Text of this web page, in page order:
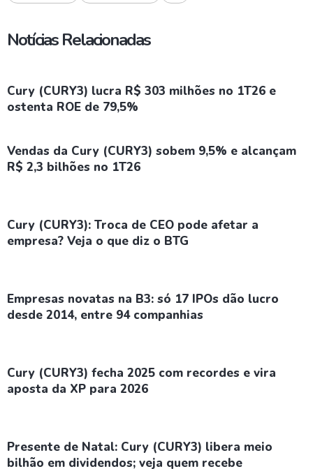
Notícias Relacionadas
Cury (CURY3) lucra R$ 303 milhões no 1T26 e
ostenta ROE de 79,5%
Vendas da Cury (CURY3) sobem 9,5% e alcançam
R$ 2,3 bilhões no 1T26
Cury (CURY3): Troca de CEO pode afetar a
empresa? Veja o que diz o BTG
Empresas novatas na B3: só 17 IPOs dão lucro
desde 2014, entre 94 companhias
Cury (CURY3) fecha 2025 com recordes e vira
aposta da XP para 2026
Presente de Natal: Cury (CURY3) libera meio
bilhão em dividendos; veja quem recebe